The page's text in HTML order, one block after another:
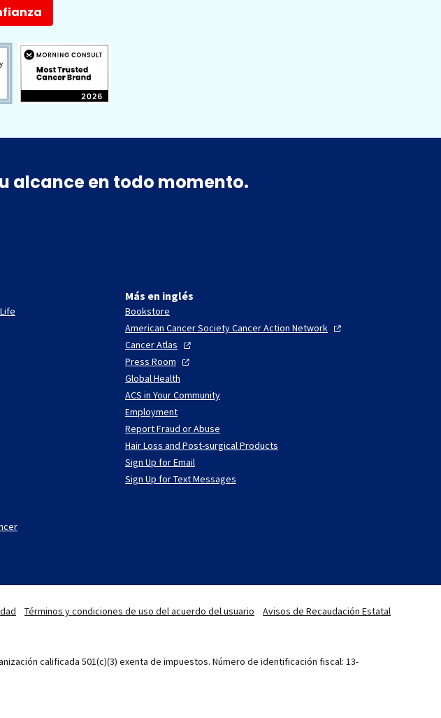
alcance en todo momento.
Más en inglés
Bookstore
American Cancer Society Cancer Action Network
CancerAtlas
Press Room
Global Health
ACS in Your Community
Employment
Report Fraud or Abuse
Hair Loss and Post-surgical Products
Sign Up for Email
Sign Up for Text Messages
Términos y condiciones de uso del acuerdo del usuario Avisos de Recaudación Estatal
calificada 501(c)(3) exenta de impuestos. Número de identificación fiscal: 13-